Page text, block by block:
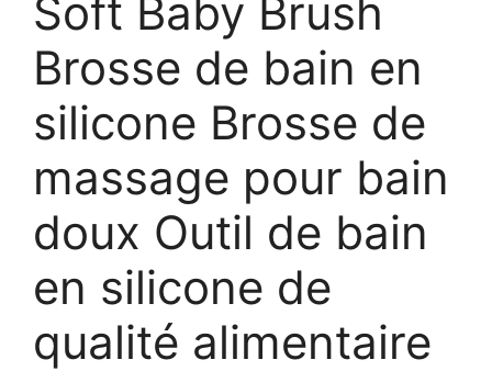
Soft Baby Brush
Brosse de bain en
silicone Brosse de
massage pour bain
doux Outil de bain
en silicone de
qualité alimentaire